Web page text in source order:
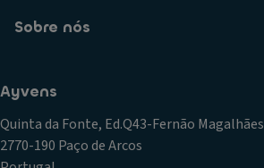
Sobre nós
Ayvens
Quinta da Fonte, Ed.Q43-Fernão Magalhães
2770-190 Paço de Arcos